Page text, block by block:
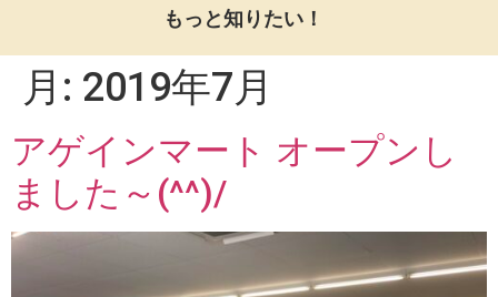
もっと知りたい！
月: 2019年7月
アゲインマート オープンし
ました～(^^)/